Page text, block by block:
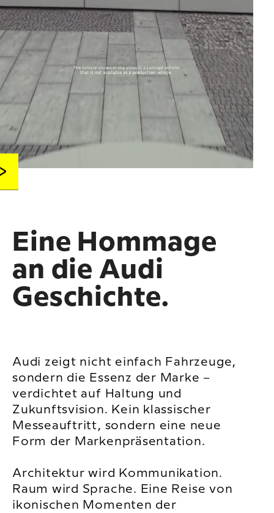
Eine Hommage
an die Audi
Geschichte.
Audi zeigt nicht einfach Fahrzeuge,
sondern die Essenz der Marke –
verdichtet auf Haltung und
Zukunftsvision. Kein klassischer
Messeauftritt, sondern eine neue
Form der Markenpräsentation.
Architektur wird Kommunikation.
Raum wird Sprache. Eine Reise von
ikonischen Momenten der